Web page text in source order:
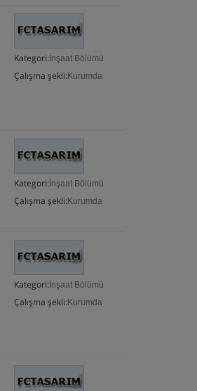
Kategori: İnşaat Bölümü
Çalışma şekli: Kurumda
Kategori: İnşaat Bölümü
Çalışma şekli: Kurumda
Kategori: İnşaat Bölümü
Çalışma şekli: Kurumda